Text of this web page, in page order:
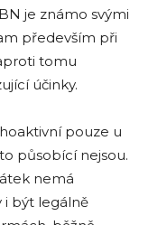
je známo svými
především při
tomu
účinky.
pouze u
působící nejsou.
nemá
být legálně